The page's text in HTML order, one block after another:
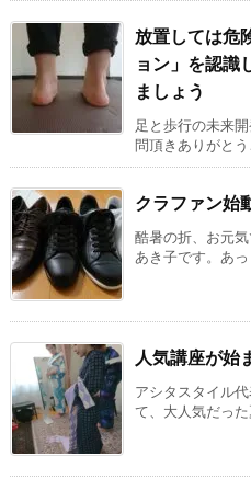
放置しては危
ョン」を認識
ましょう
足と歩行の未来
問頂きありがと
クラファン始
酷暑の折、お元
あき子です。あ
人気講座が始
アシタスタイル
て、大人気だっ